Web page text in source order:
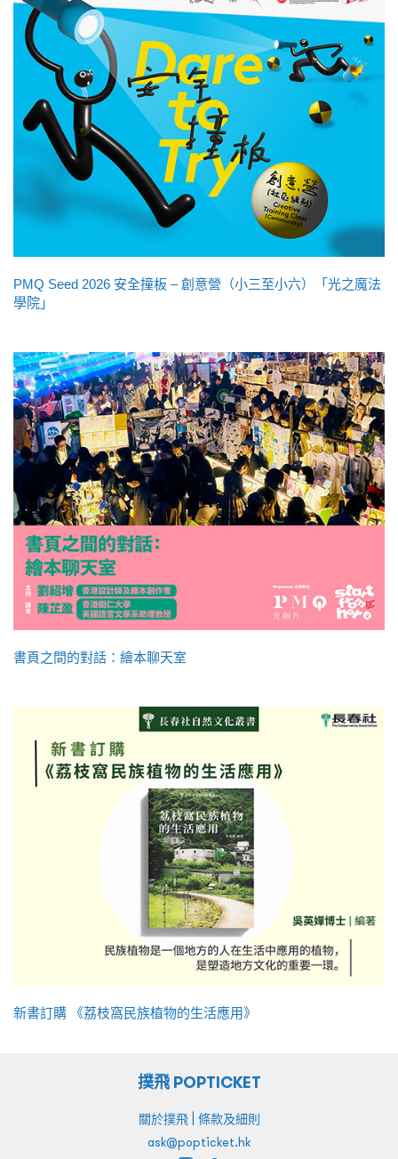
PMQ Seed 2026 安全撞板 – 創意營（小三至小六）「光之魔法
學院」
書頁之間的對話：繪本聊天室
新書訂購 《荔枝窩民族植物的生活應用》
撲飛 POPTICKET
關於撲飛| 條款及細則
ask@popticket.hk